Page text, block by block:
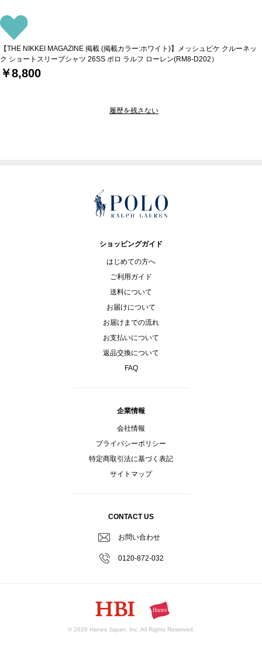
【THE NIKKEI MAGAZINE 掲載 (掲載カラー:ホワイト)】メッシュピケ クルーネッ
ク ショートスリーブシャツ 26SS ポロ ラルフ ローレン(RM8-D202）
￥8,800
履歴を残さない
ショッピングガイド
はじめての方へ
ご利用ガイド
送料について
お届けについて
お届けまでの流れ
お支払いについて
返品交換について
FAQ
企業情報
会社情報
プライバシーポリシー
特定商取引法に基づく表記
サイトマップ
CONTACT US
お問い合わせ
0120-872-032
© 2026 Hanes Japan, Inc. All Rights Reserved.